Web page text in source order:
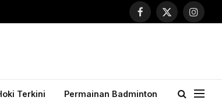
Facebook
X
Terkini Permainan Badminton